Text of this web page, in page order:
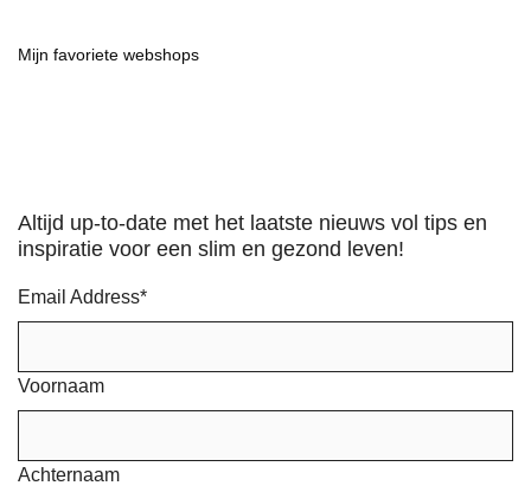
Mijn favoriete webshops
Altijd up-to-date met het laatste nieuws vol tips en
inspiratie voor een slim en gezond leven!
Email Address*
Voornaam
Achternaam